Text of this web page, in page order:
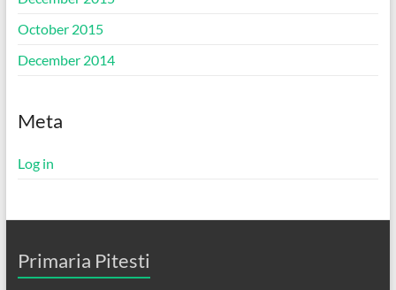
October 2015
December 2014
Meta
Log in
Primaria Pitesti